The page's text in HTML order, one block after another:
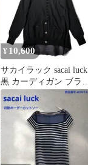
¥ 10,600
サカイラック sacai luck
黒 カーディガン ブラッ
ク